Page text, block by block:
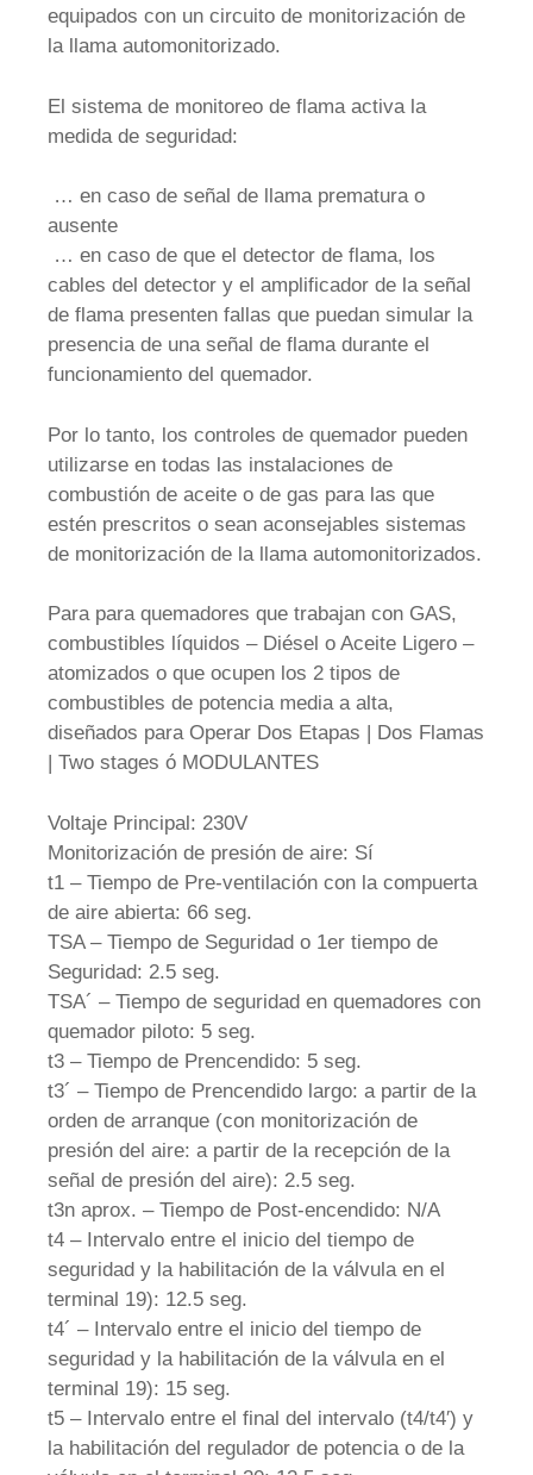
equipados con un circuito de monitorización de
la llama automonitorizado.
El sistema de monitoreo de flama activa la
medida de seguridad:
… en caso de señal de llama prematura o
ausente
… en caso de que el detector de flama, los
cables del detector y el amplificador de la señal
de flama presenten fallas que puedan simular la
presencia de una señal de flama durante el
funcionamiento del quemador.
Por lo tanto, los controles de quemador pueden
utilizarse en todas las instalaciones de
combustión de aceite o de gas para las que
estén prescritos o sean aconsejables sistemas
de monitorización de la llama automonitorizados.
Para para quemadores que trabajan con GAS,
combustibles líquidos – Diésel o Aceite Ligero –
atomizados o que ocupen los 2 tipos de
combustibles de potencia media a alta,
diseñados para Operar Dos Etapas | Dos Flamas
| Two stages ó MODULANTES
Voltaje Principal: 230V
Monitorización de presión de aire: Sí
t1 – Tiempo de Pre-ventilación con la compuerta
de aire abierta: 66 seg.
TSA – Tiempo de Seguridad o 1er tiempo de
Seguridad: 2.5 seg.
TSA´ – Tiempo de seguridad en quemadores con
quemador piloto: 5 seg.
t3 – Tiempo de Prencendido: 5 seg.
t3´ – Tiempo de Prencendido largo: a partir de la
orden de arranque (con monitorización de
presión del aire: a partir de la recepción de la
señal de presión del aire): 2.5 seg.
t3n aprox. – Tiempo de Post-encendido: N/A
t4 – Intervalo entre el inicio del tiempo de
seguridad y la habilitación de la válvula en el
terminal 19): 12.5 seg.
t4´ – Intervalo entre el inicio del tiempo de
seguridad y la habilitación de la válvula en el
terminal 19): 15 seg.
t5 – Intervalo entre el final del intervalo (t4/t4′) y
la habilitación del regulador de potencia o de la